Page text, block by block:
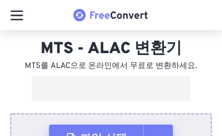
MTS - ALAC 변환기
MTS를 ALAC으로 온라인에서 무료로 변환하세요.